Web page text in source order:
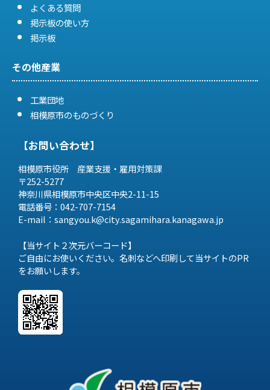
よくある質問
掲示板の使い方
掲示板
その他産業
工業団地
相模原市のものづくり
【お問い合わせ】
相模原市役所 産業支援・雇用対策課
〒252-5277
神奈川県相模原市中央区中央2-11-15
電話番号：042-707-7154
E-mail：sangyou.k@city.sagamihara.kanagawa.jp
【当サイト２次元バーコード】
ご自由にお使いください。名刺などへ印刷して当サイトのPR
をお願いします。